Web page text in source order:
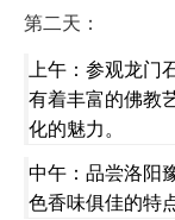
第二天：
上午：参观龙门
有着丰富的佛教
化的魅力。
中午：品尝洛阳
色香味俱佳的特